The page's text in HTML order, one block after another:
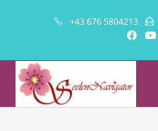
+43 676 5804213